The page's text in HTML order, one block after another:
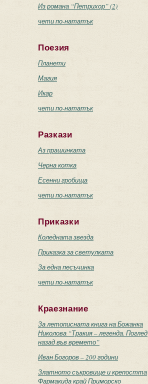
Из романа “Петрихор” (2)
чети по-нататък
Поезия
Планети
Магия
Икар
чети по-нататък
Разкази
Аз прашинката
Черна котка
Есенни гробища
чети по-нататък
Приказки
Коледната звезда
Приказка за светулката
За една песъчинка
чети по-нататък
Краезнание
За летописната книга на Божанка
Николова “Тракия – легенда. Поглед
назад във времето”
Иван Богоров – 200 години
Златното съкровище и крепостта
Фармакида край Приморско